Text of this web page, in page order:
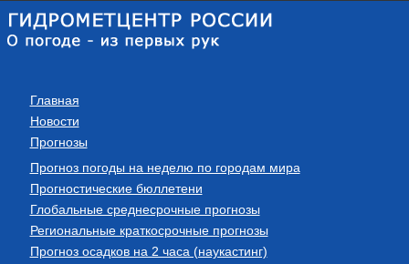
Главная
Новости
Прогнозы
Прогноз погоды на неделю по городам мира
Прогностические бюллетени
Глобальные среднесрочные прогнозы
Региональные краткосрочные прогнозы
Прогноз осадков на 2 часа (наукастинг)